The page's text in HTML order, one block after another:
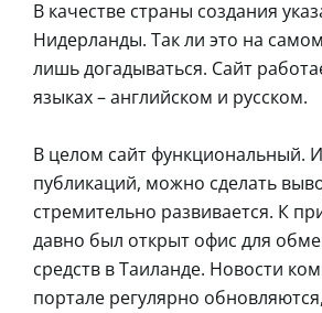
В качестве страны создания
Нидерланды. Так ли это на
лишь догадываться. Сайт
языках – английском и русском.
В целом сайт функциональный.
публикаций, можно сделать
стремительно развивается. К
давно был открыт офис для
средств в Таиланде. Новости
портале регулярно